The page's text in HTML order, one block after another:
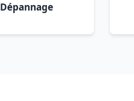
Dépannage